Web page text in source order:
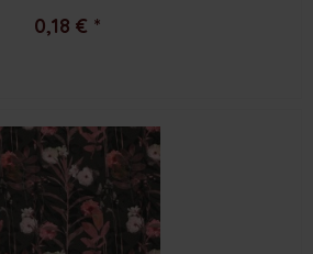
0,18 € *